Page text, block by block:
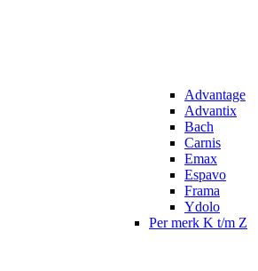
Advantage
Advantix
Bach
Carnis
Emax
Espavo
Frama
Ydolo
Per merk K t/m Z